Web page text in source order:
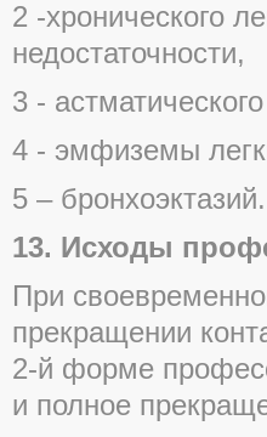
2 -хронического
недостаточности,
3 -
4 - эмфиземы
5 – бронхоэктазий.
13. Исходы
При
прекращении
2-й форме
и полное